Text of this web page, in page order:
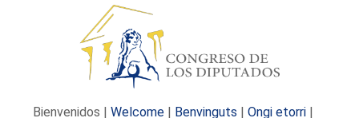
Bienvenidos | Welcome | Benvinguts | Ongi etorri |